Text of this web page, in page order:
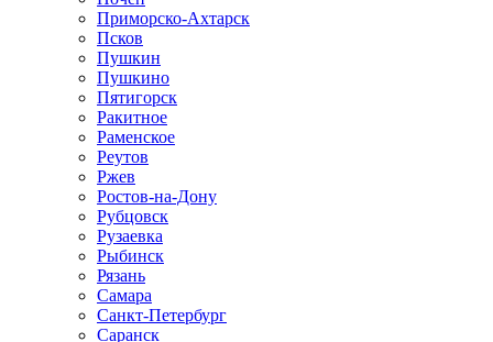
Приморско-Ахтарск
Псков
Пушкин
Пушкино
Пятигорск
Ракитное
Раменское
Реутов
Ржев
Ростов-на-Дону
Рубцовск
Рузаевка
Рыбинск
Рязань
Самара
Санкт-Петербург
Саранск